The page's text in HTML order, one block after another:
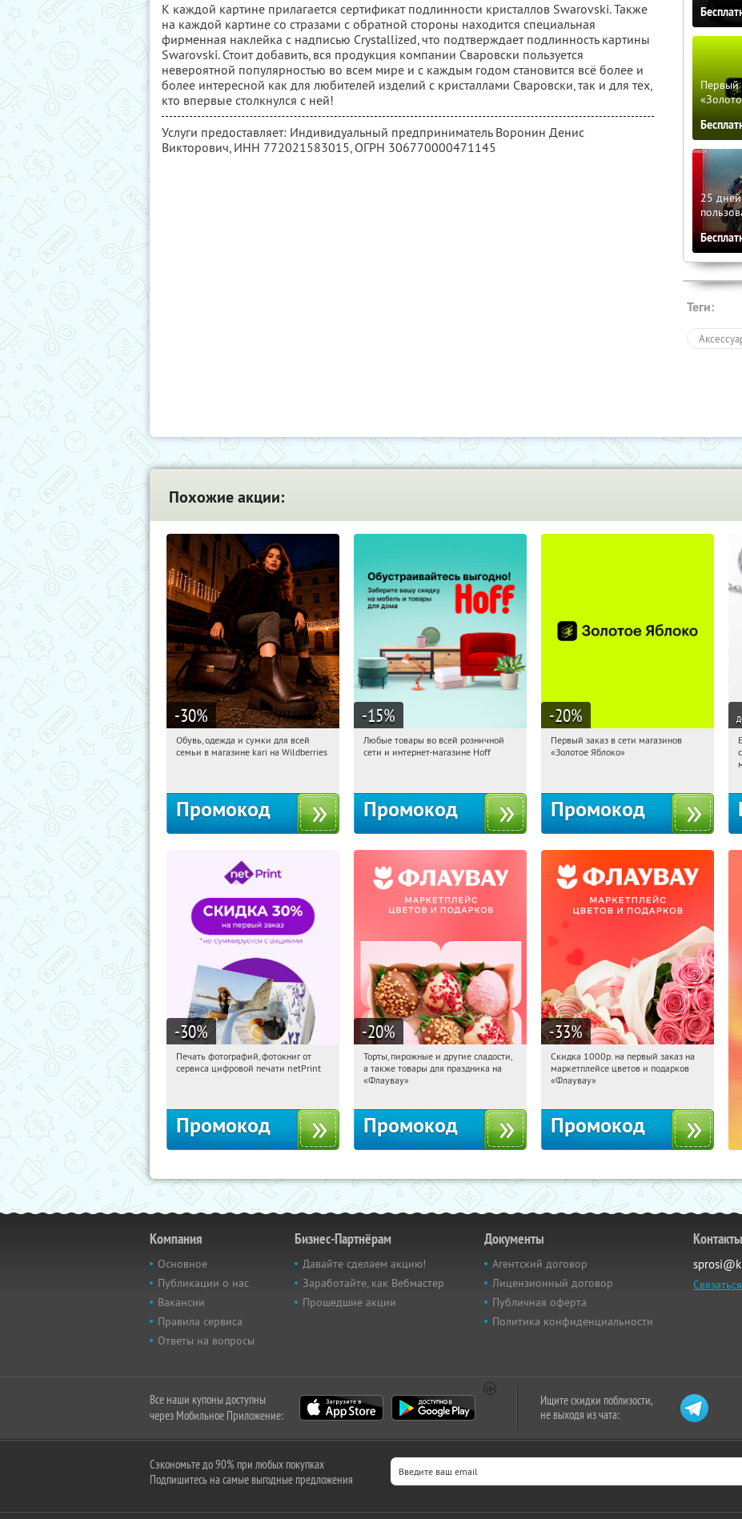
К каждой картине прилагается сертификат подлинности кристаллов Swarovski. Также
на каждой картине со стразами с обратной стороны находится специальная
фирменная наклейка с надписью Сrystallized, что подтверждает подлинность картины
Swarovski. Стоит добавить, вся продукция компании Сваровски пользуется
невероятной популярностью во всем мире и с каждым годом становится всё более и
более интересной как для любителей изделий с кристаллами Сваровски, так и для тех,
кто впервые столкнулся с ней!
Услуги предоставляет: Индивидуальный предприниматель Воронин Денис
Викторович, ИНН 772021583015, ОГРН 306770000471145
Первый
25 дней
Теги:
Похожие акции:
-30%
20:23:46
Получи первым!
Обувь, одежда и сумки для всей
семьи в магазине kari на Wildberries
Промокод
-15%
20:23:46 Получили:
Любые товары во всей розничной
сети и интернет-магазине Hoff
Промокод
-20%
20:23:46
Получи первым!
Первый заказ в сети магазинов
«Золотое Яблоко»
Промокод
-30%
20:23:46 Получили:
Печать фотографий, фотокниг от
сервиса цифровой печати netPrint
Промокод
-20%
20:23:46 Получили:
Россия
Торты, пирожные и другие сладости,
а также товары для праздника на
«Флаувау»
Промокод
-33%
20:23:46 Получили:
Россия
Скидка 1000р. на первый заказ на
маркетплейсе цветов и подарков
«Флаувау»
Промокод
Компания
Основное
Публикации о нас
Вакансии
Правила сервиса
Ответы на вопросы
Бизнес-Партнёрам
Давайте сделаем акцию!
Заработайте, как Вебмастер
Прошедшие акции
Документы
Агентский договор
Лицензионный договор
Публичная оферта
Политика конфиденциальности
Контакты
Все наши купоны доступны
через Мобильное Приложение:
Ищите скидки поблизости,
не выходя из чата:
Сэкономьте до 90% при любых покупках
Подпишитесь на самые выгодные предложения